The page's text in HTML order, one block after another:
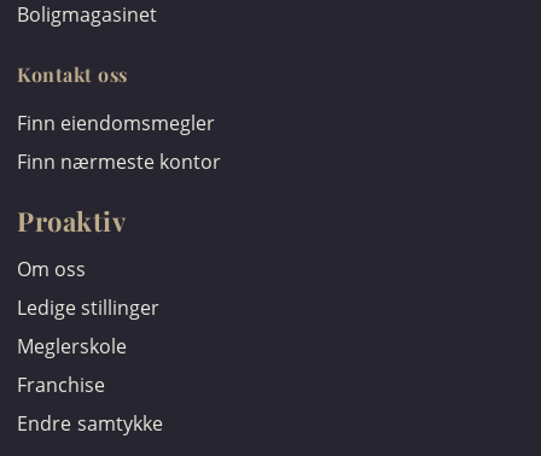
Boligmagasinet
Kontakt oss
Finn eiendomsmegler
Finn nærmeste kontor
Proaktiv
Om oss
Ledige stillinger
Meglerskole
Franchise
Endre samtykke